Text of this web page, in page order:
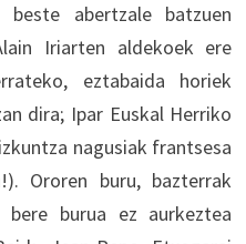
abertzale batzuen
Iriarten aldekoek ere
eztabaida horiek
dira; Ipar Euskal Herriko
nagusiak frantsesa
Ororen buru, bazterrak
burua ez aurkeztea